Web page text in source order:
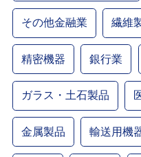
その他金融業 繊維
精密機器 銀行業
ガラス・土石製品
金属製品 輸送用機